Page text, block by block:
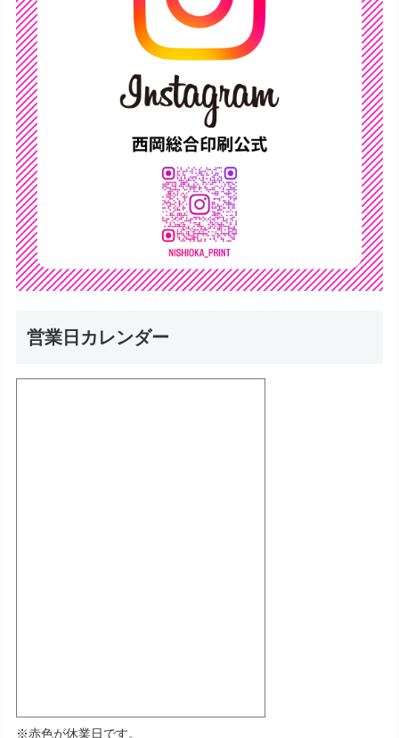
営業日カレンダー
※赤色が休業日です。